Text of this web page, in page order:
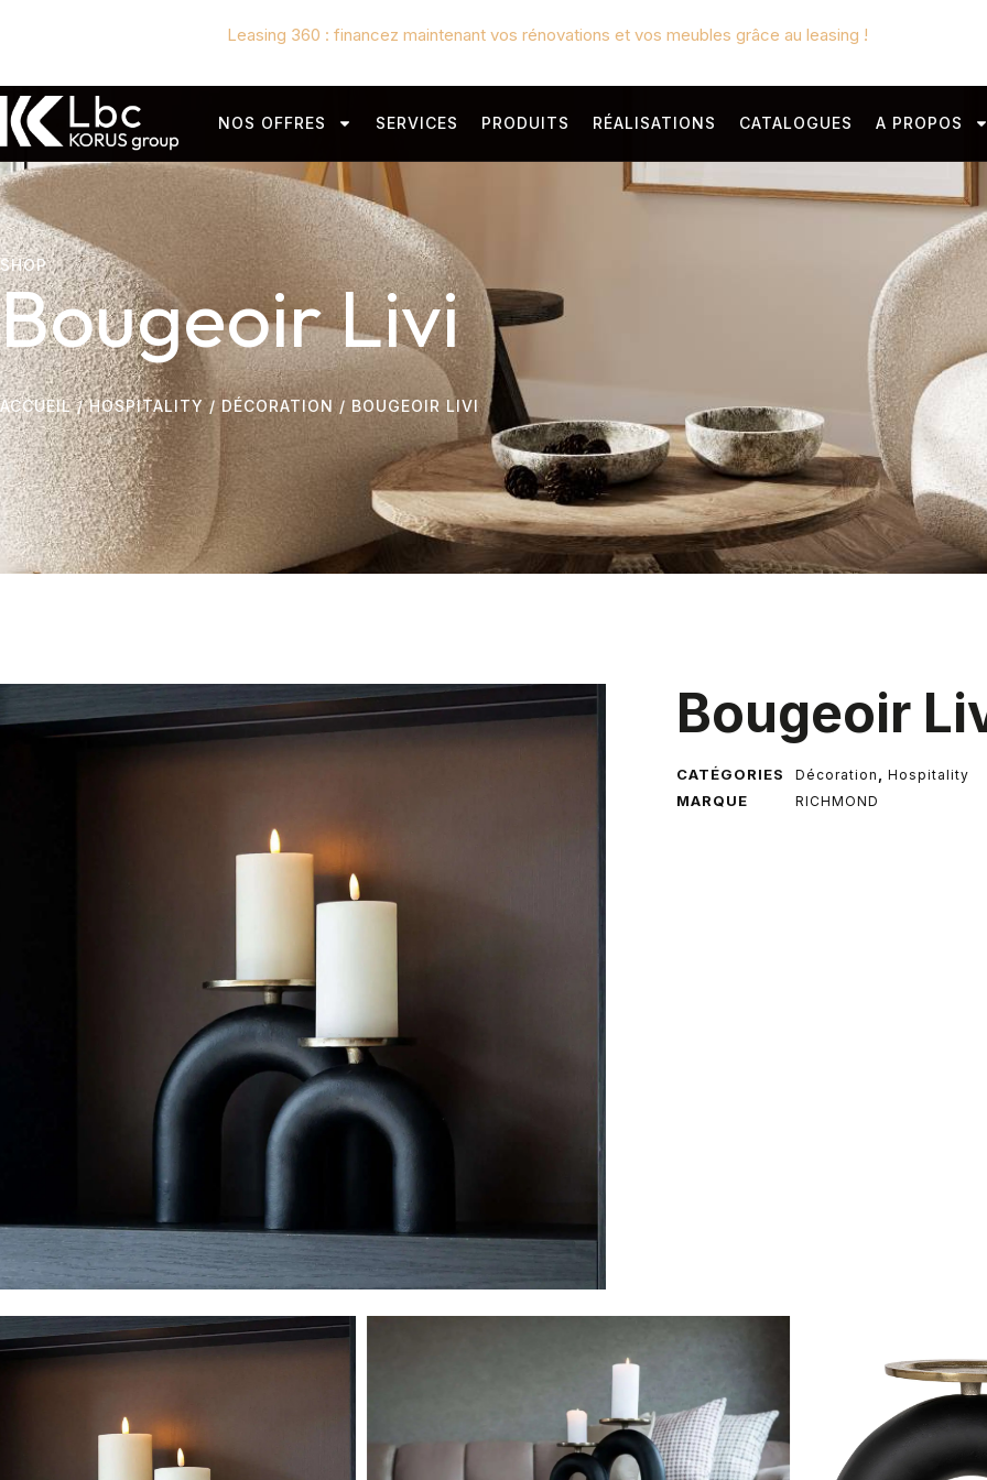
Leasing 360 : financez maintenant vos rénovations et vos meubles grâce au leasing !
NOS OFFRES SERVICES PRODUITS RÉALISATIONS CATALOGUES A PROPOS
SHOP
Bougeoir Livi
ACCUEIL/HOSPITALITY /DÉCORATION / BOUGEOIR LIVI
Bougeoir
CATÉGORIES Décoration Hospitality
MARQUE RICHMOND